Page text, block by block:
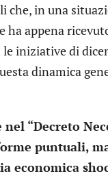
in una
appena
iniziative di
dinamica
“Decreto
puntuali,
economica